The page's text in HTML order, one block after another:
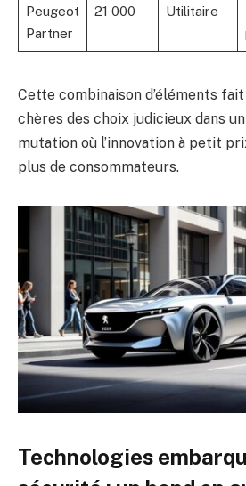
Peugeot
Partner
21 000 Utilitaire
Cette combinaison d’éléments
chères des choix judicieux dans
mutation où l’innovation à petit
plus de consommateurs.
Technologies